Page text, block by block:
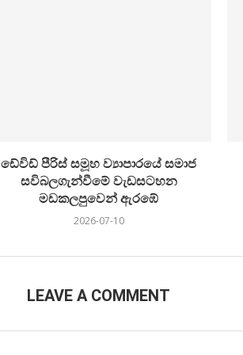
ඩේවිඩ් පීරිස් සමූහ ව්‍යාපාරයේ සමාජ
සවිබලගැන්වීමේ වැඩසටහන
මඩකලපුවෙන් ඇරඹේ
2026-07-10
LEAVE A COMMENT